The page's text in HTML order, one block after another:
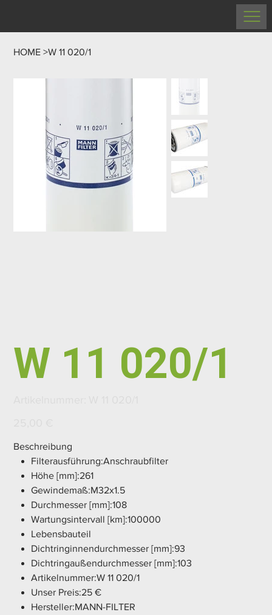
HOME >W 11 020/1
W 11 020/1
Beschreibung
Filterausführung:Anschraubfilter
Höhe [mm]:261
Gewindemaß:M32x1.5
Durchmesser [mm]:108
Wartungsintervall [km]:100000
Lebensbauteil
Dichtringinnendurchmesser [mm]:93
Dichtringaußendurchmesser [mm]:103
Artikelnummer:W 11 020/1
Unser Preis:25 €
Hersteller:MANN-FILTER